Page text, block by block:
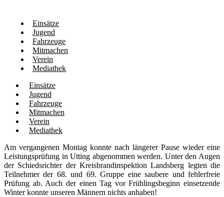
Einsätze
Jugend
Fahrzeuge
Mitmachen
Verein
Mediathek
Einsätze
Jugend
Fahrzeuge
Mitmachen
Verein
Mediathek
Am vergangenen Montag konnte nach längerer Pause wieder eine
Leistungsprüfung in Utting abgenommen werden. Unter den Augen
der Schiedsrichter der Kreisbrandinspektion Landsberg legten die
Teilnehmer der 68. und 69. Gruppe eine saubere und fehlerfreie
Prüfung ab. Auch der einen Tag vor Frühlingsbeginn einsetzende
Winter konnte unseren Männern nichts anhaben!